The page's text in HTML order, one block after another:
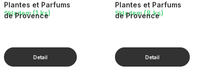
Plantes et Parfums
de Provence
Skladem (1 ks)
Plantes et Parfums
de Provence
Skladem (8 ks)